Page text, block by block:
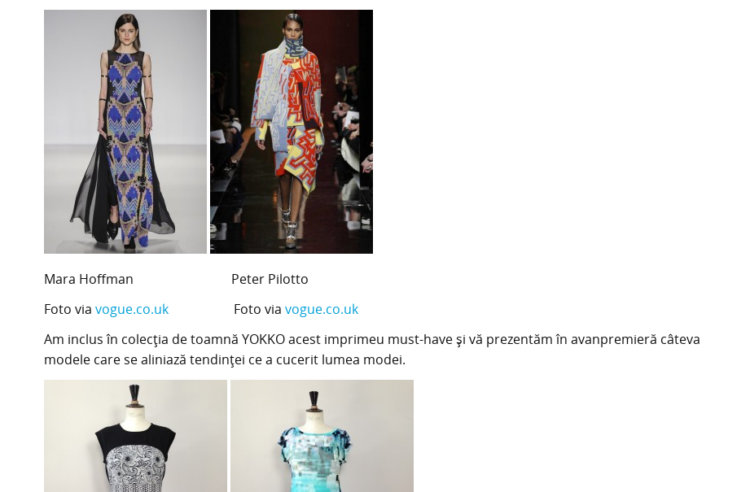
Mara Hoffman Peter Pilotto
Foto via vogue.co.ukFoto via vogue.co.uk
Am inclus în colecţia de toamnă YOKKO acest imprimeu must-have şi vă prezentăm în avanpremieră câteva
modele care se aliniază tendinţei ce a cucerit lumea modei.